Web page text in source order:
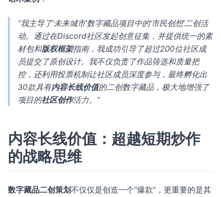
“我主导了‘未来城市’数字藏品项目中的‘市民创想’二创活
动。通过在Discord社区发起创意征集，并提供统一的素
材包和版权框架指南，我成功引导了超过200位社区成
员提交了原创设计。我不仅负责了作品筛选和质量把
控，还利用投票机制让社区成员深度参与，最终孵化出
30款具有内容长线价值的二创数字藏品，极大地增强了
项目的社区创作活力。”
内容长线价值：超越短期炒作
的战略思维
数字藏品二创策划不仅仅是创造一个“爆款”，更重要的是其